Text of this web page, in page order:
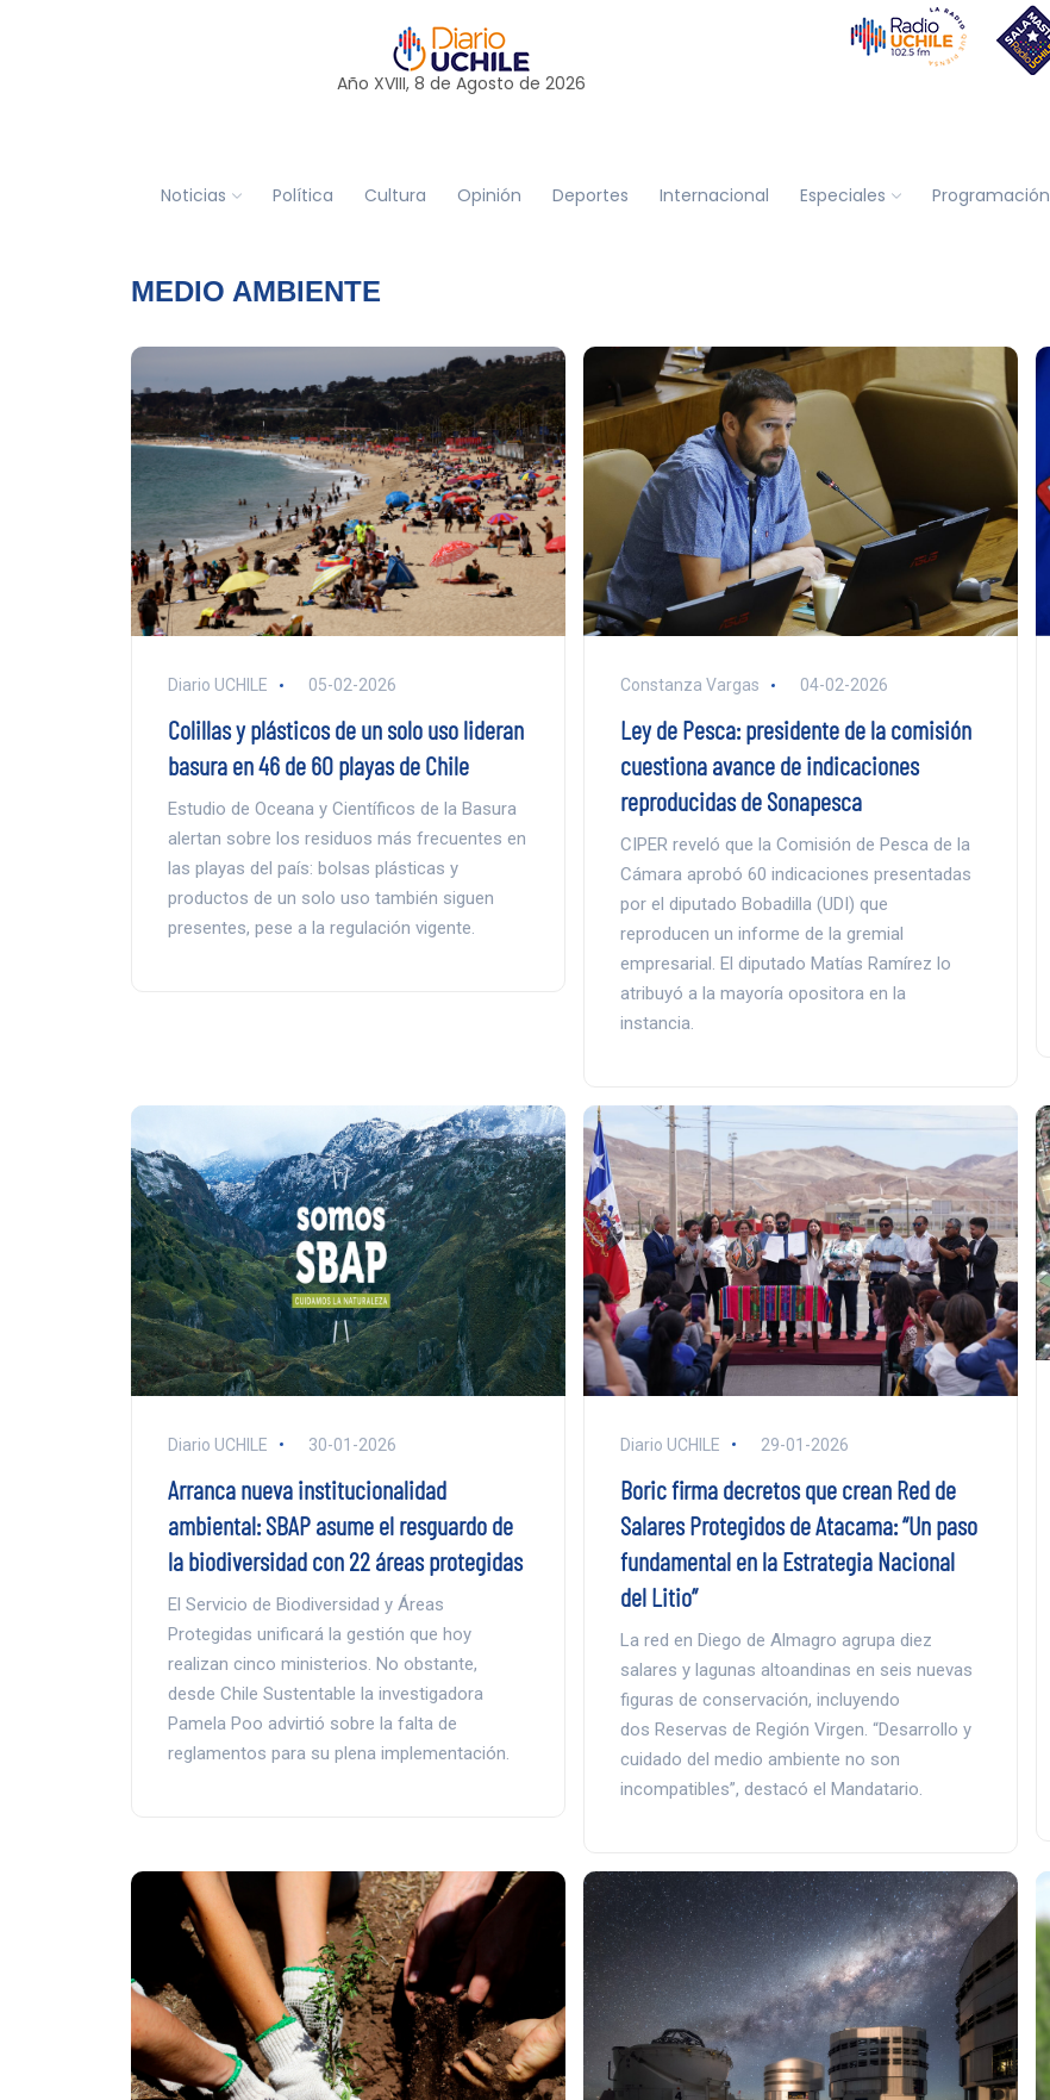
Año XVIII, 8 de Agosto de 2026
Noticias Política Cultura Opinión Deportes Internacional Especiales Programación
MEDIO AMBIENTE
Diario UCHILE 05-02-2026
Colillas y plásticos de un solo uso lideran
basura en 46 de 60 playas de Chile
Estudio de Oceana y Científicos de la Basura
alertan sobre los residuos más frecuentes en
las playas del país: bolsas plásticas y
productos de un solo uso también siguen
presentes, pese a la regulación vigente.
Constanza Vargas 04-02-2026
Ley de Pesca: presidente de la comisión
cuestiona avance de indicaciones
reproducidas de Sonapesca
CIPER reveló que la Comisión de Pesca de la
Cámara aprobó 60 indicaciones presentadas
por el diputado Bobadilla (UDI) que
reproducen un informe de la gremial
empresarial. El diputado Matías Ramírez lo
atribuyó a la mayoría opositora en la
instancia.
Diario UCHILE 30-01-2026
Arranca nueva institucionalidad
ambiental: SBAP asume el resguardo de
la biodiversidad con 22 áreas protegidas
El Servicio de Biodiversidad y Áreas
Protegidas unificará la gestión que hoy
realizan cinco ministerios. No obstante,
desde Chile Sustentable la investigadora
Pamela Poo advirtió sobre la falta de
reglamentos para su plena implementación.
Diario UCHILE 29-01-2026
Boric firma decretos que crean Red de
Salares Protegidos de Atacama: “Un paso
fundamental en la Estrategia Nacional
del Litio”
La red en Diego de Almagro agrupa diez
salares y lagunas altoandinas en seis nuevas
figuras de conservación, incluyendo
dos Reservas de Región Virgen. “Desarrollo y
cuidado del medio ambiente no son
incompatibles”, destacó el Mandatario.